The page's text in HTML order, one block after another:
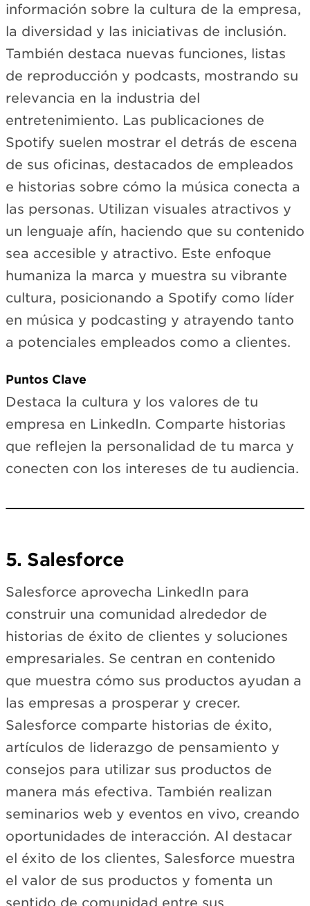
información sobre la cultura de la empresa,
la diversidad y las iniciativas de inclusión.
También destaca nuevas funciones, listas
de reproducción y podcasts, mostrando su
relevancia en la industria del
entretenimiento. Las publicaciones de
Spotify suelen mostrar el detrás de escena
de sus oficinas, destacados de empleados
e historias sobre cómo la música conecta a
las personas. Utilizan visuales atractivos y
un lenguaje afín, haciendo que su contenido
sea accesible y atractivo. Este enfoque
humaniza la marca y muestra su vibrante
cultura, posicionando a Spotify como líder
en música y podcasting y atrayendo tanto
a potenciales empleados como a clientes.
Puntos Clave
Destaca la cultura y los valores de tu
empresa en LinkedIn. Comparte historias
que reflejen la personalidad de tu marca y
conecten con los intereses de tu audiencia.
5. Salesforce
Salesforce aprovecha LinkedIn para
construir una comunidad alrededor de
historias de éxito de clientes y soluciones
empresariales. Se centran en contenido
que muestra cómo sus productos ayudan a
las empresas a prosperar y crecer.
Salesforce comparte historias de éxito,
artículos de liderazgo de pensamiento y
consejos para utilizar sus productos de
manera más efectiva. También realizan
seminarios web y eventos en vivo, creando
oportunidades de interacción. Al destacar
el éxito de los clientes, Salesforce muestra
el valor de sus productos y fomenta un
sentido de comunidad entre sus